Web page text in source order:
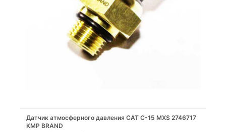
Датчик атмосферного давления CAT C-15 MXS 2746717
KMP BRAND